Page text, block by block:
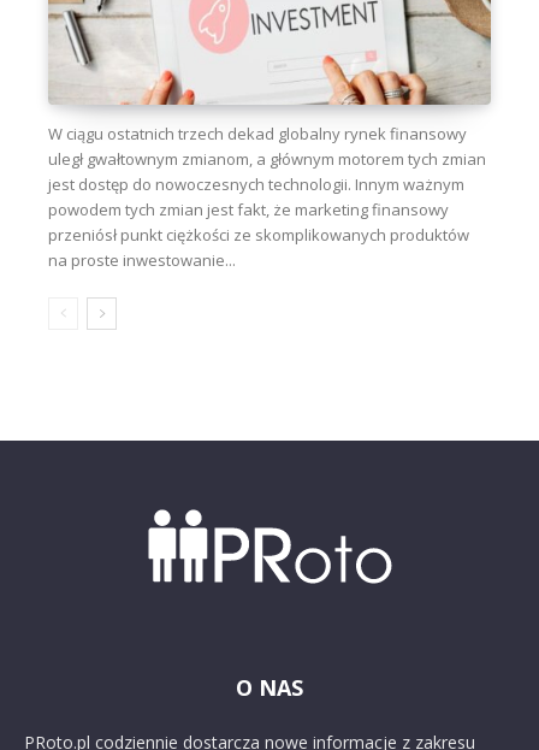
W ciągu ostatnich trzech dekad globalny rynek finansowy
uległ gwałtownym zmianom, a głównym motorem tych zmian
jest dostęp do nowoczesnych technologii. Innym ważnym
powodem tych zmian jest fakt, że marketing finansowy
przeniósł punkt ciężkości ze skomplikowanych produktów
na proste inwestowanie...
O NAS
PRoto.pl codziennie dostarcza nowe informacje z zakresu